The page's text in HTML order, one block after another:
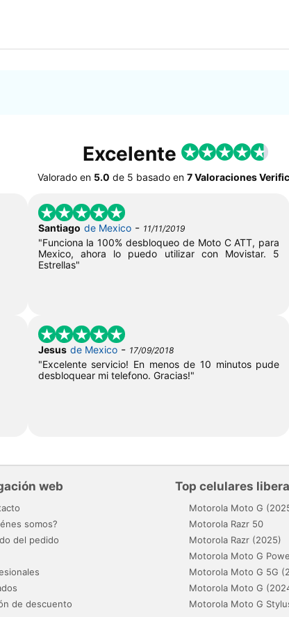
Excelente
Valorado en 5.0 de 5 basado en 7 Valoraciones
Santiago de Mexico- 11/11/2019
"Funciona la 100% desbloqueo de Moto C ATT, para
Mexico, ahora lo puedo utilizar con Movistar. 5
Estrellas"
Jesus de Mexico- 17/09/2018
"Excelente servicio! En menos de 10 minutos pude
desbloquear mi telefono. Gracias!"
web
somos?
del pedido
de descuento
Top celulares
Motorola Moto G
Motorola Razr 50
Motorola Razr (2025)
Motorola Moto G
Motorola Moto G 5G
Motorola Moto G
Motorola Moto G